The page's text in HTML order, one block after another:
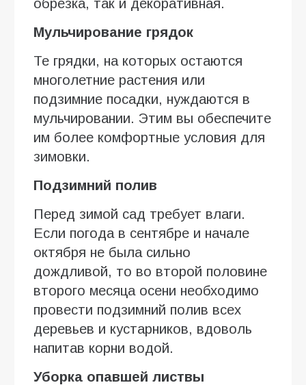
обрезка, так и декоративная.
Мульчирование грядок
Те грядки, на которых остаются
многолетние растения или
подзимние посадки, нуждаются в
мульчировании. Этим вы обеспечите
им более комфортные условия для
зимовки.
Подзимний полив
Перед зимой сад требует влаги.
Если погода в сентябре и начале
октября не была сильно
дождливой, то во второй половине
второго месяца осени необходимо
провести подзимний полив всех
деревьев и кустарников, вдоволь
напитав корни водой.
Уборка опавшей листвы